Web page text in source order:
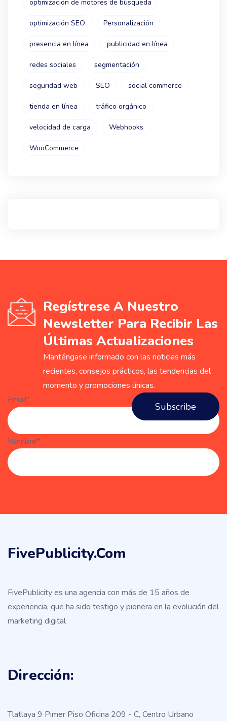
optimización de motores de búsqueda
optimización SEO Personalización
presencia en línea publicidad en línea
redes sociales segmentación
seguridad web SEO social commerce
tienda en línea tráfico orgánico
velocidad de carga Webhooks
WooCommerce
Regístrese A Nuestro
Newsletter Para Recibir Las
Últimas Actualizaciones
Manténgase informado con las noticias más
recientes, consejos prácticos, las tendencias del
momento y promociones únicas.
Email*
Nombre*
FivePublicity.com
FivePublicity es una agencia con más de 15 años de
experiencia, que ha sido testigo y pionera en la evolución del
marketing digital
Dirección:
Tlatlaya 9 Pimer Piso Oficina 209 - C, Centro Urbano